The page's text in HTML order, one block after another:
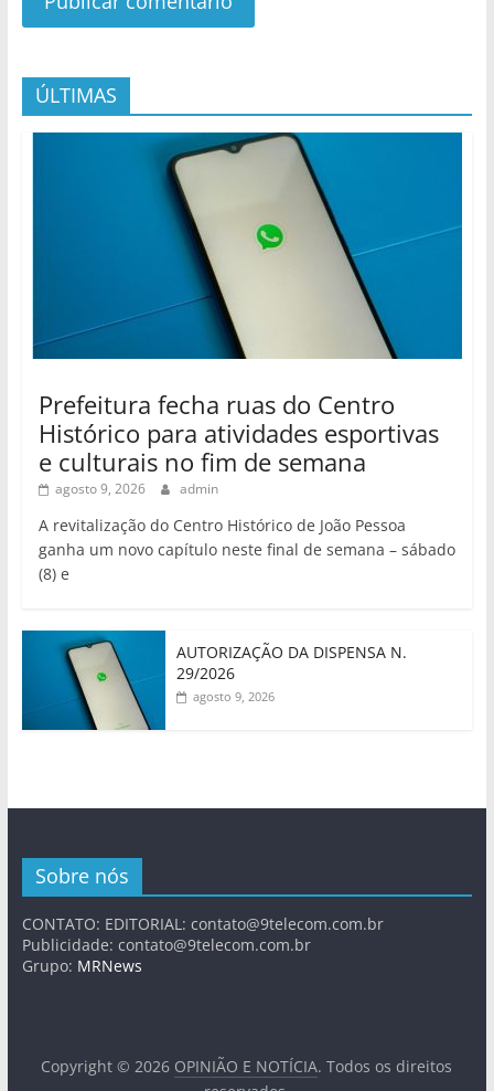
ÚLTIMAS
Prefeitura fecha ruas do Centro
Histórico para atividades esportivas
e culturais no fim de semana
agosto 9, 2026 admin
A revitalização do Centro Histórico de João Pessoa
ganha um novo capítulo neste final de semana – sábado
(8) e
AUTORIZAÇÃO DA DISPENSA N.
29/2026
agosto 9, 2026
Sobre nós
CONTATO: EDITORIAL: contato@9telecom.com.br
Publicidade: contato@9telecom.com.br
Grupo: MRNews
Copyright © 2026 OPINIÃO E NOTÍCIA. Todos os direitos